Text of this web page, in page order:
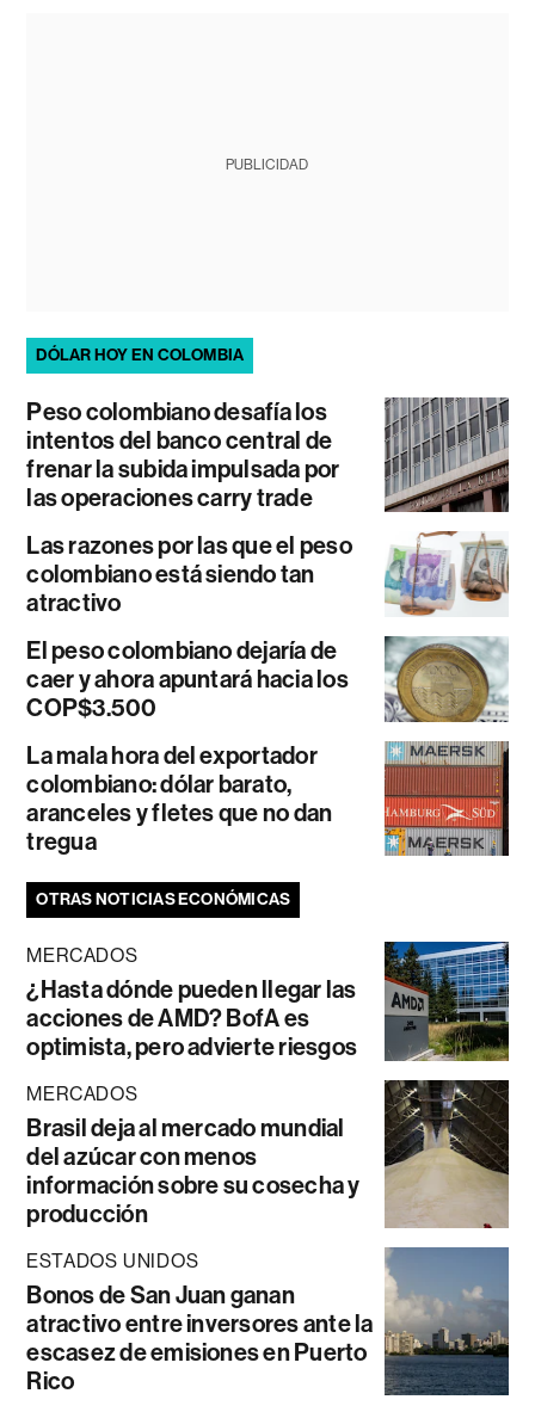
PUBLICIDAD
DÓLAR HOY EN COLOMBIA
Peso colombiano desafía los
intentos del banco central de
frenar la subida impulsada por
las operaciones carry trade
Las razones por las que el peso
colombiano está siendo tan
atractivo
El peso colombiano dejaría de
caer y ahora apuntará hacia los
COP$3.500
La mala hora del exportador
colombiano: dólar barato,
aranceles y fletes que no dan
tregua
OTRAS NOTICIAS ECONÓMICAS
MERCADOS
¿Hasta dónde pueden llegar las
acciones de AMD? BofA es
optimista, pero advierte riesgos
MERCADOS
Brasil deja al mercado mundial
del azúcar con menos
información sobre su cosecha y
producción
ESTADOS UNIDOS
Bonos de San Juan ganan
atractivo entre inversores ante la
escasez de emisiones en Puerto
Rico